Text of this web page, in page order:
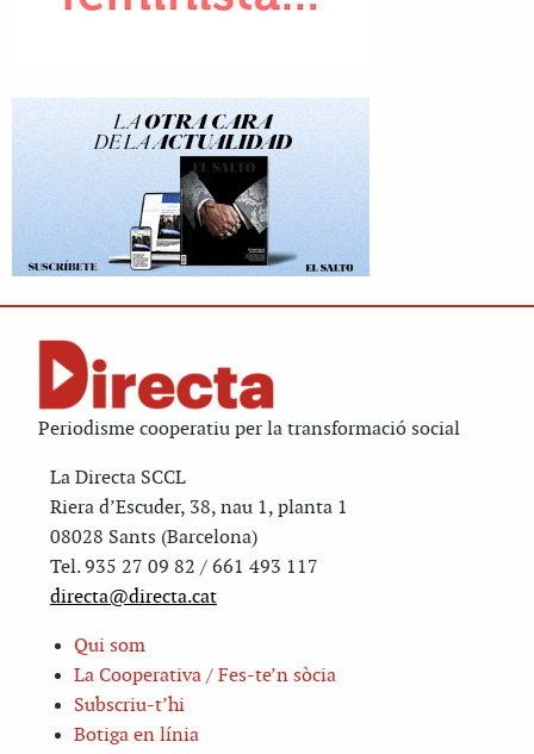
Periodisme cooperatiu per la transformació social
La Directa SCCL
Riera d’Escuder, 38, nau 1, planta 1
08028 Sants (Barcelona)
Tel. 935 27 09 82 / 661 493 117
directa@directa.cat
Qui som
La Cooperativa / Fes-te’n sòcia
Subscriu-t’hi
Botiga en línia